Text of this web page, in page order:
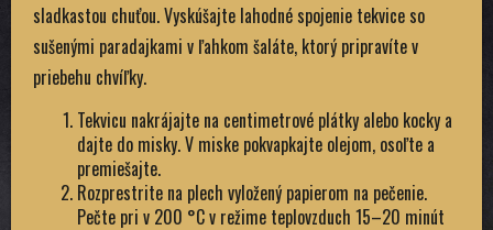
sladkastou chuťou. Vyskúšajte lahodné spojenie tekvice so
sušenými paradajkami v ľahkom šaláte, ktorý pripravíte v
priebehu chvíľky.
Tekvicu nakrájajte na centimetrové plátky alebo kocky a
dajte do misky. V miske pokvapkajte olejom, osoľte a
premiešajte.
Rozprestrite na plech vyložený papierom na pečenie.
Pečte pri v 200 °C v režime teplovzduch 15–20 minút